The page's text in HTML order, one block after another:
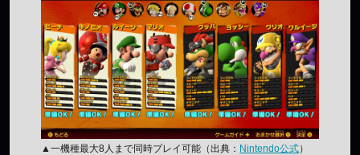
▲一機種最大8人まで同時プレイ可能（出典： Nintendo公式）